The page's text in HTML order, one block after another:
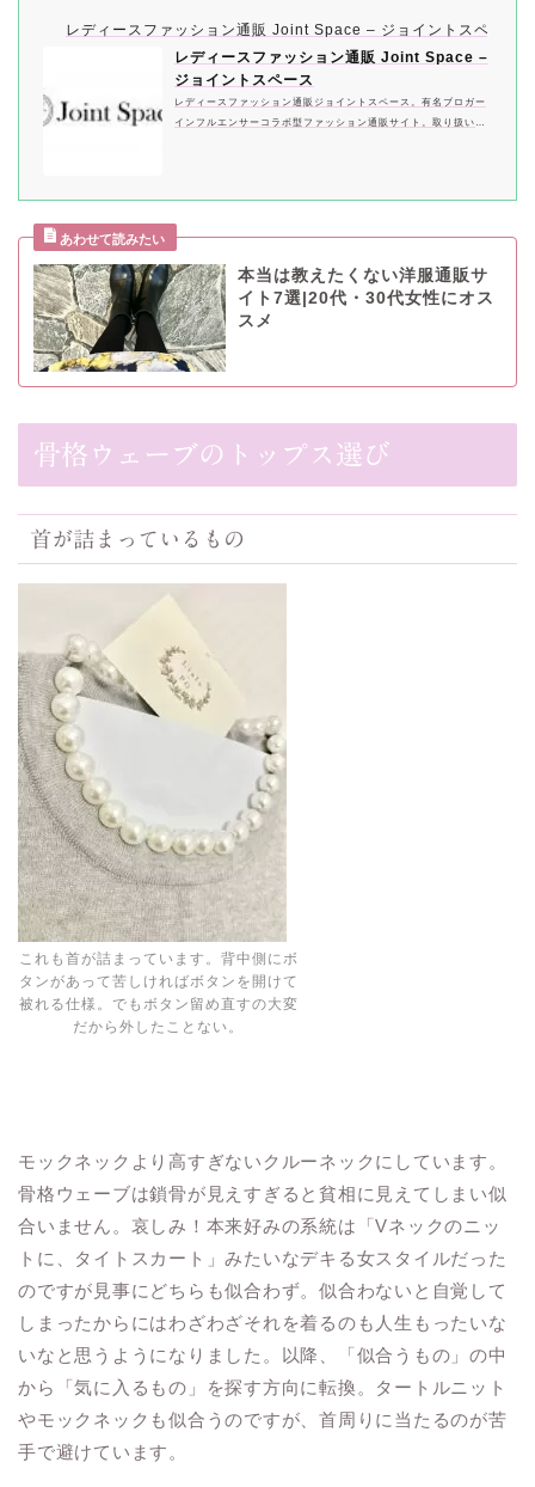
レディースファッション通販 Joint Space – ジョイントスペース
レディースファッション通販 Joint Space –
ジョイントスペース
レディースファッション通販ジョイントスペース。有名ブロガー
インフルエンサーコラボ型ファッション通販サイト。取り扱いブ
本当は教えたくない洋服通販サ
イト7選|20代・30代女性にオス
スメ
骨格ウェーブのトップス選び
首が詰まっているもの
これも首が詰まっています。背中側にボ
タンがあって苦しければボタンを開けて
被れる仕様。でもボタン留め直すの大変
だから外したことない。
モックネックより高すぎないクルーネックにしています。
骨格ウェーブは鎖骨が見えすぎると貧相に見えてしまい似
合いません。哀しみ！本来好みの系統は「Vネックのニッ
トに、タイトスカート」みたいなデキる女スタイルだった
のですが見事にどちらも似合わず。似合わないと自覚して
しまったからにはわざわざそれを着るのも人生もったいな
いなと思うようになりました。以降、「似合うもの」の中
から「気に入るもの」を探す方向に転換。タートルニット
やモックネックも似合うのですが、首周りに当たるのが苦
手で避けています。